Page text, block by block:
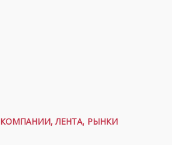
КОМПАНИИ,ЛЕНТА, РЫНКИ